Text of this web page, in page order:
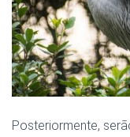
Posteriormente,